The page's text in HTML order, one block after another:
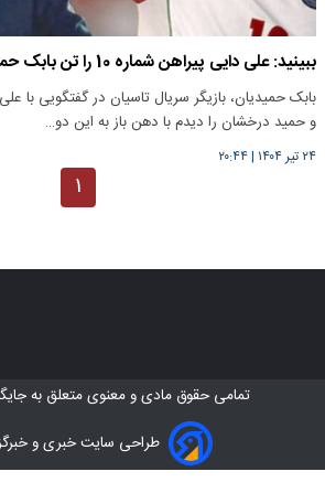
ببینید: علی دایی پیراهن شماره 10 را تن بابک حمیدیان کرد
بابک حمیدیان، بازیگر سریال تاسیان در گفتگویی با
و حمید درخشان را دیدم با دهن باز به این دو…
۲۴ تیر ۱۴۰۴ |۲۰:۴۴
۱
تمامی حقوق مادی و معنوی متعلق به
طراحی سایت خبری و